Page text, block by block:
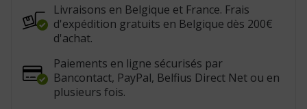
Larg.83cm
(825131)Livraisons en Belgique et France. Frais
d'expédition gratuits en Belgique dès 200€
d'achat.
Paiements en ligne sécurisés par
Bancontact, PayPal, Belfius Direct Net ou en
plusieurs fois.